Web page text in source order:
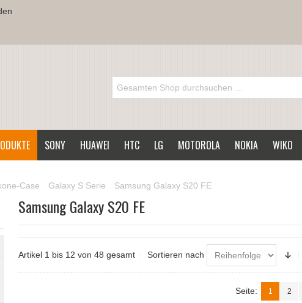
SONY HUAWEI HTC LG MOTOROLA NOKIA WIKO
Case Galaxy S Serie Samsung Galaxy S20 FE
Samsung Galaxy S20 FE
Artikel 1 bis 12 von 48 gesamt Sortieren nach
Seite: 1 2